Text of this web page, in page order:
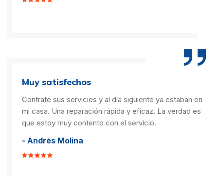
Muy satisfechos
Contrate sus servicios y al día siguiente ya estaban en
mi casa. Una reparación rápida y eficaz. La verdad es
que estoy muy contento con el servicio.
- Andrés Molina